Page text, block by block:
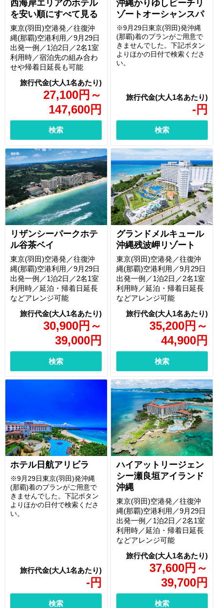
西海岸エリアのホテル
を安い順にすべて見る
27,100円 ～
147,600円
東京(羽田)空港発／往復沖
縄(那覇)空港利用／9月29日
出発一例／1泊2日／2名1室
利用時／宿泊先の組み合わ
せや帰着日延長も可能
検索
沖縄かりゆしビーチリ
ゾートオーシャンスパ
- 円
※9月29日東京(羽田)発沖縄
(那覇)着のプランがご用意で
きませんでした。下記ボタン
よりほかの日付で検索くださ
い。
検索
リザンシーパークホテ
ル谷茶ベイ
30,900円 ～
39,000円
東京(羽田)空港発／往復沖
縄(那覇)空港利用／9月29日
出発一例／1泊2日／2名1室
利用時／延泊・帰着日延長
などアレンジ可能
検索
グランドメルキュール
沖縄残波岬リゾート
35,200円 ～
44,900円
東京(羽田)空港発／往復沖
縄(那覇)空港利用／9月29日
出発一例／1泊2日／2名1室
利用時／延泊・帰着日延長
などアレンジ可能
検索
ホテル日航アリビラ
- 円
※9月29日東京(羽田)発沖縄
(那覇)着のプランがご用意で
きませんでした。下記ボタン
よりほかの日付で検索くださ
い。
検索
ハイアットリージェン
シー瀬良垣アイランド
沖縄
37,600円 ～
39,700円
東京(羽田)空港発／往復沖
縄(那覇)空港利用／9月29日
出発一例／1泊2日／2名1室
利用時／延泊・帰着日延長
などアレンジ可能
検索